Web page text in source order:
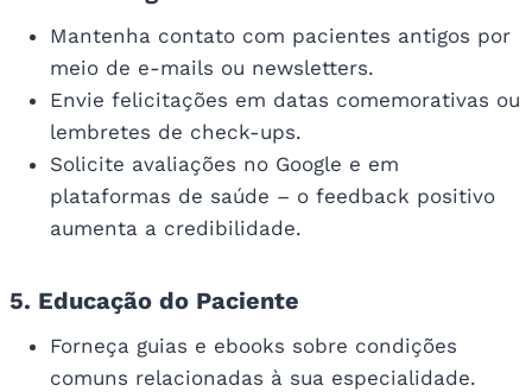
Mantenha contato com pacientes antigos por
meio de e-mails ou newsletters.
Envie felicitações em datas comemorativas ou
lembretes de check-ups.
Solicite avaliações no Google e em
plataformas de saúde – o feedback positivo
aumenta a credibilidade.
5. Educação do Paciente
Forneça guias e ebooks sobre condições
comuns relacionadas à sua especialidade.